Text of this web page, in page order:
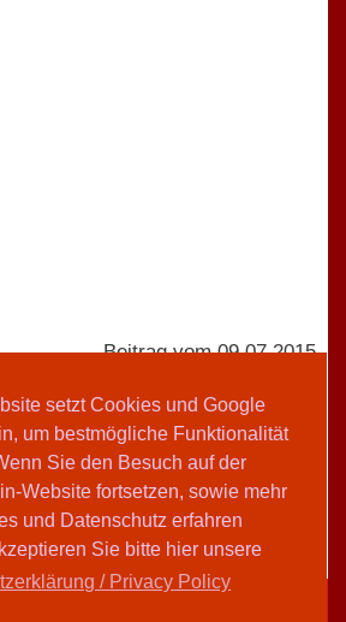
setzt Cookies und Google
um bestmögliche Funktionalität
Sie den Besuch auf der
Website fortsetzen, sowie mehr
und Datenschutz erfahren
Sie bitte hier unsere
/ Privacy Policy
Beitrag vom 09.07.2015
AVIVA-Redaktion
Teilen